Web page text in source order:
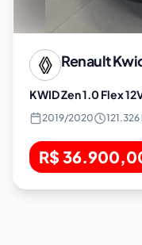
Renault
KWID Zen 1.0 Flex
2019/2020
R$